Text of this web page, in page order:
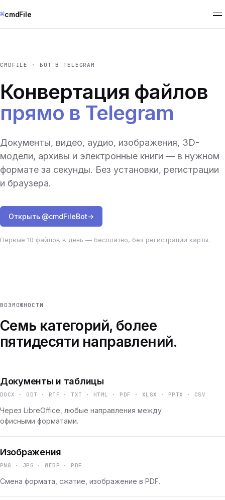
⌘cmdFile
CMDFILE · БОТ В TELEGRAM
Конвертация файлов
прямо в Telegram
Документы, видео, аудио, изображения, 3D-
модели, архивы и электронные книги — в нужном
формате за секунды. Без установки, регистрации
и браузера.
Открыть @cmdFileBot→
Первые 10 файлов в день — бесплатно, без регистрации карты.
ВОЗМОЖНОСТИ
Семь категорий, более
пятидесяти направлений.
Документы и таблицы
DOCX · ODT · RTF · TXT · HTML · PDF · XLSX · PPTX · CSV
Через LibreOffice, любые направления между
офисными форматами.
Изображения
PNG · JPG · WEBP · PDF
Смена формата, сжатие, изображение в PDF.